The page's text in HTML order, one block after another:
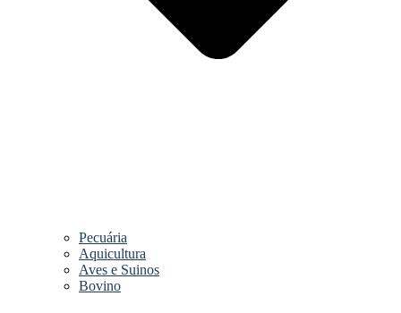
Pecuária
Aquicultura
Aves e Suinos
Bovino